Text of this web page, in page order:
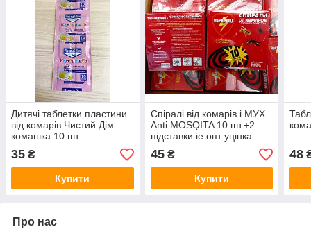
Дитячі таблетки пластини
від комарів Чистий Дім
комашка 10 шт.
35 ₴
Купити
Спіралі від комарів і МУХ
Anti MOSQITA 10 шт.+2
підставки ie опт уцінка
термін
45₴
Купити
48
Про нас